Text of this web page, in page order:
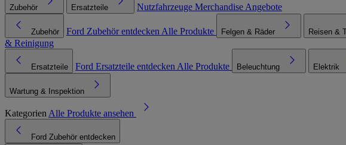
Zubehör Ersatzteile Nutzfahrzeuge Merchandise Angebote
Zubehör Ford Zubehör entdecken Alle Produkte Felgen & Räder Reisen &
& Reinigung
Ersatzteile Ford Ersatzteile entdecken Alle Produkte Beleuchtung Elektrik
Wartung & Inspektion
Kategorien Alle Produkte ansehen
Ford Zubehör entdecken